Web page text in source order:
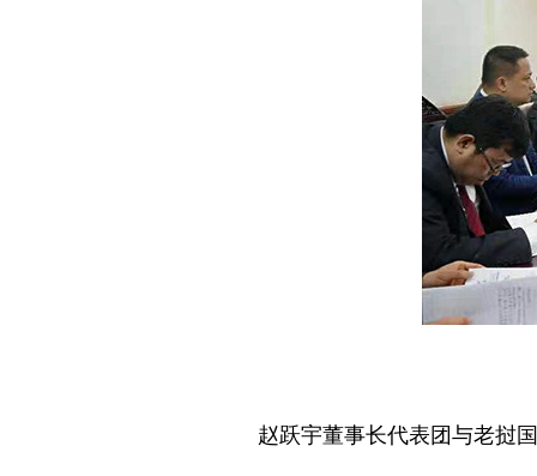
赵跃宇董事长代表团与老挝